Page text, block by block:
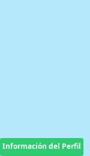
Información del Perfil